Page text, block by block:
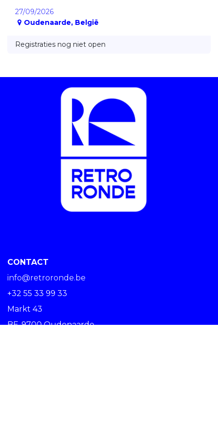
27/09/2026
Oudenaarde, België
Registraties nog niet open
CONTACT
info@retroronde.be
+32 55 33 99 33
Markt 43
BE-9700 Oudenaarde